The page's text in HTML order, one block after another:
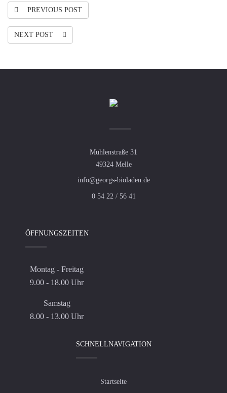
PREVIOUS POST
NEXT POST
Mühlenstraße 31
49324 Melle
info@georgs-bioladen.de
0 54 22 / 56 41
ÖFFNUNGSZEITEN
Montag - Freitag
9.00 - 18.00 Uhr
Samstag
8.00 - 13.00 Uhr
SCHNELLNAVIGATION
Startseite